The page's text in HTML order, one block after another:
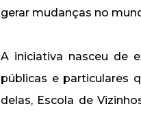
gerar mudanças no
A iniciativa nasceu de
públicas e particulares
delas, Escola de